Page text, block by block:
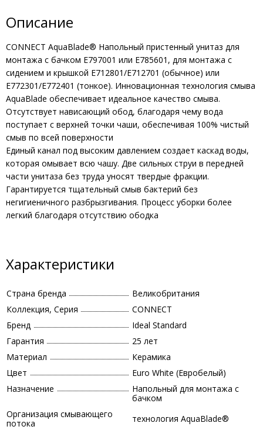
Описание
CONNECT AquaBlade® Напольный пристенный унитаз для
монтажа с бачком E797001 или E785601, для монтажа с
сидением и крышкой E712801/E712701 (обычное) или
E772301/E772401 (тонкое). Инновационная технология смыва
AquaBlade обеспечивает идеальное качество смыва.
Отсутствует нависающий обод, благодаря чему вода
поступает с верхней точки чаши, обеспечивая 100% чистый
смыв по всей поверхности
Единый канал под высоким давлением создает каскад воды,
которая омывает всю чашу. Две сильных струи в передней
части унитаза без труда уносят твердые фракции.
Гарантируется тщательный смыв бактерий без
негигиеничного разбрызгивания. Процесс уборки более
легкий благодаря отсутствию ободка
Характеристики
Страна бренда
Великобритания
Коллекция, Серия
CONNECT
Бренд
Ideal Standard
Гарантия
25 лет
Материал
Керамика
Цвет
Euro White (Евробелый)
Назначение
Напольный для монтажа с
бачком
Организация смывающего
потока
технология AquaBlade®